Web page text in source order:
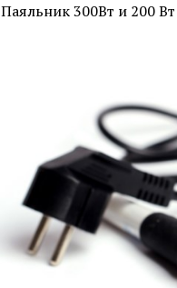
Паяльник 300Вт и 200